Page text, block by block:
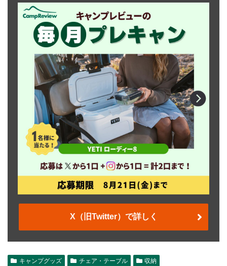
X（旧Twitter）で詳しく
キャンプグッズ チェア・テーブル
収納